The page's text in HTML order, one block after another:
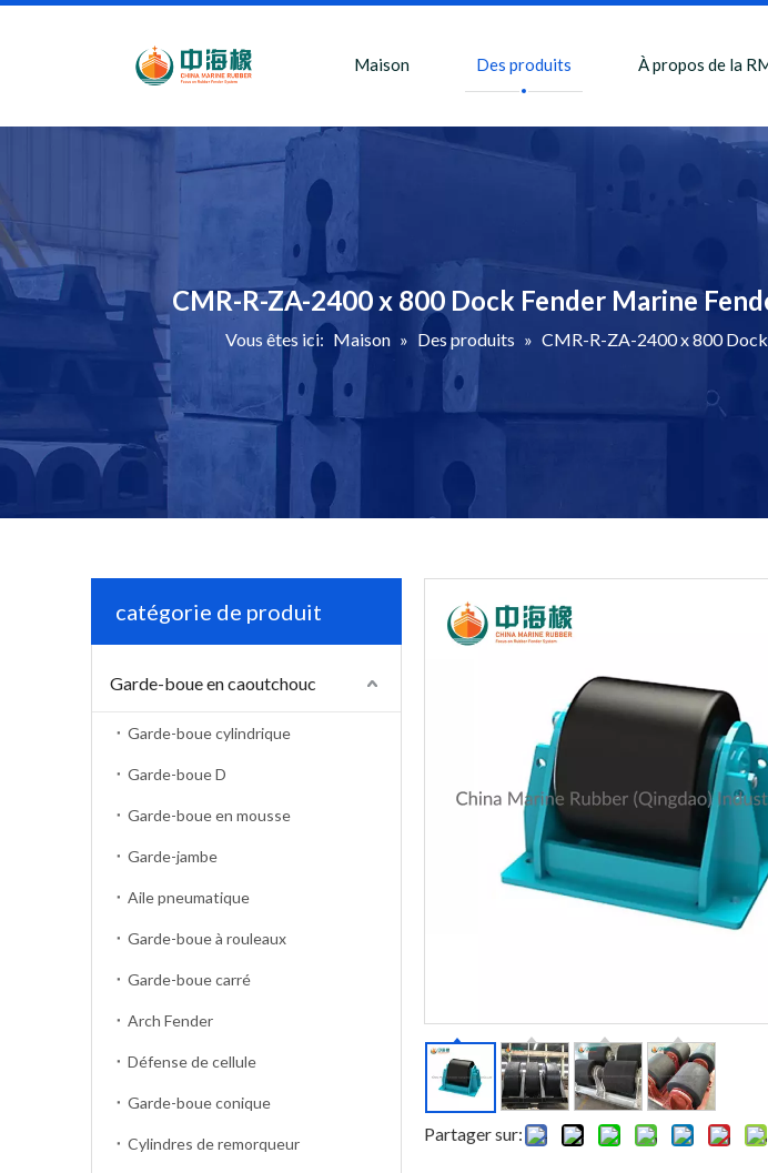
Maison Des produits À propos de la
CMR-R-ZA-2400 x 800 Dock Fender Marine
Vous êtes ici: Maison » Des produits » CMR-R-ZA-2400 x 800 Dock
catégorie de produit
Garde-boue en caoutchouc
Garde-boue cylindrique
Garde-boue D
Garde-boue en mousse
Garde-jambe
Aile pneumatique
Garde-boue à rouleaux
Garde-boue carré
Arch Fender
Défense de cellule
Garde-boue conique
Cylindres de remorqueur Partager sur: